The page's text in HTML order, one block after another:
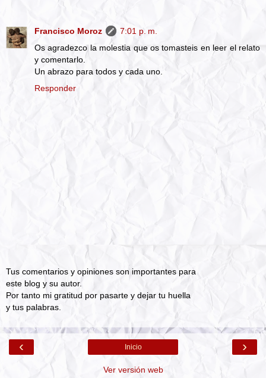
Francisco Moroz
7:01 p. m.
Os agradezco la molestia que os tomasteis en leer el relato
y comentarlo.
Un abrazo para todos y cada uno.
Responder
Tus comentarios y opiniones son importantes para
este blog y su autor.
Por tanto mi gratitud por pasarte y dejar tu huella
y tus palabras.
‹ ›
Inicio
Ver versión web